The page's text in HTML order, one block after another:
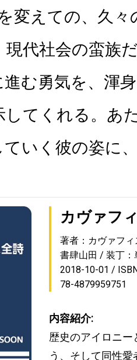
変えての、久
代社会の蛮族
進む勇気を、渾
してくれる。あ
ていく彼の姿に
カヴァフ
著者：カヴァフィ
書肆山田
装丁：
2018-10-01
78-4879959751
内容紹介:
歴史のアイロニ
う、そして同性